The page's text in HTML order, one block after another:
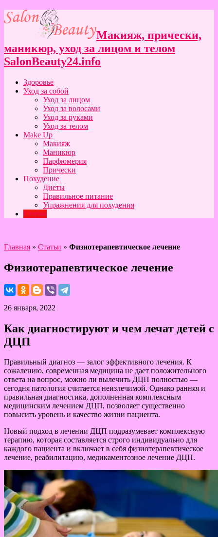
Макияж, прически,
маникюр, уход за лицом и телом
SalonBeauty24.info
Здоровье
Уход за собой
Уход за лицом
Уход за волосами
Уход за руками
Уход за телом
Make Up
Макияж
Маникюр
Парфюмерия
Прически
Похудение
Диеты
Правильное питание
Упражнения для похудения
Статьи
Главная » Статьи » Физиотерапевтическое лечение
Физиотерапевтическое лечение
26 января, 2022
Как диагностируют и чем лечат детей с
ДЦП
Правильный диагноз — залог эффективного лечения. К
сожалению, современная медицина не дает положительного
ответа на вопрос, можно ли вылечить ДЦП полностью —
сегодня патология считается неизлечимой. Однако ранняя и
правильная диагностика, дополненная комплексным
медицинским лечением ДЦП, позволяет существенно
повысить уровень и качество жизни пациента.
Новый подход в лечении ДЦП подразумевает комплексную
терапию, которая составляется строго индивидуально для
каждого пациента и включает в себя физиотерапевтическое
лечение, реабилитацию, медикаментозное лечение ДЦП.